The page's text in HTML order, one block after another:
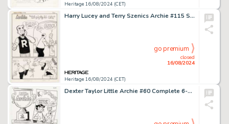
Heritage 16/08/2024 (CET)
Harry Lucey and Terry Szenics Archie #115 Story Page 1 Original Art (Archie, 1960).
Heritage 16/08/2024 (CET)
closed
16/08/2024
go premium
Dexter Taylor Little Archie #60 Complete 6-Page Story "Nice and Warm" Original Art (Archie, 1970). (Total: 6 Original Art)